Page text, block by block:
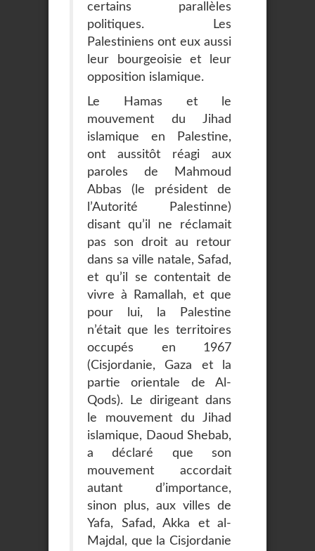
certains parallèles
politiques. Les
Palestiniens ont eux aussi
leur bourgeoisie et leur
opposition islamique.
Le Hamas et le
mouvement du Jihad
islamique en Palestine,
ont aussitôt réagi aux
paroles de Mahmoud
Abbas (le président de
l’Autorité Palestinne)
disant qu’il ne réclamait
pas son droit au retour
dans sa ville natale, Safad,
et qu’il se contentait de
vivre à Ramallah, et que
pour lui, la Palestine
n’était que les territoires
occupés en 1967
(Cisjordanie, Gaza et la
partie orientale de Al-
Qods). Le dirigeant dans
le mouvement du Jihad
islamique, Daoud Shebab,
a déclaré que son
mouvement accordait
autant d’importance,
sinon plus, aux villes de
Yafa, Safad, Akka et al-
Majdal, que la Cisjordanie